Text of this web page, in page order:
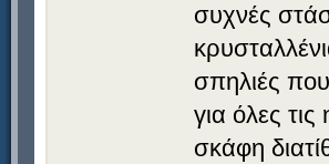
συχνές
σπηλιές
για όλες
σκάφη